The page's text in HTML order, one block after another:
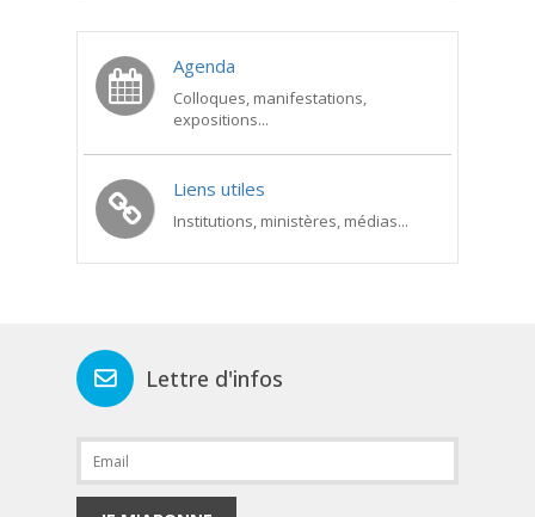
Agenda
Colloques, manifestations,
expositions...
Liens utiles
Institutions, ministères, médias...
Lettre d'infos